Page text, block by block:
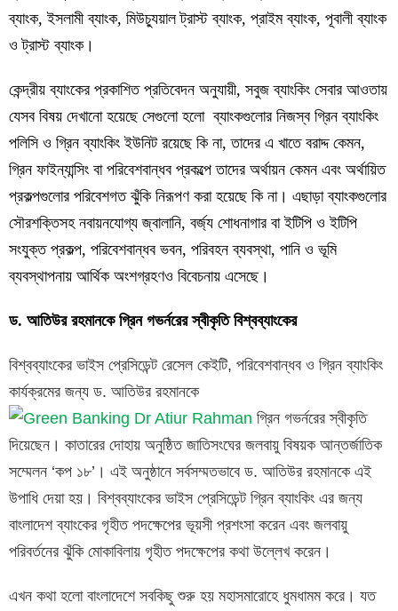
ব্যাংক, ইসলামী ব্যাংক, মিউচ্যুয়াল ট্রাস্ট ব্যাংক, প্রাইম ব্যাংক, পূবালী ব্যাংক
ও ট্রাস্ট ব্যাংক।
কেন্দ্রীয় ব্যাংকের প্রকাশিত প্রতিবেদন অনুযায়ী, সবুজ ব্যাংকিং সেবার আওতায়
যেসব বিষয় দেখানো হয়েছে সেগুলো হলো ব্যাংকগুলোর নিজস্ব গ্রিন ব্যাংকিং
পলিসি ও গ্রিন ব্যাংকিং ইউনিট রয়েছে কি না, তাদের এ খাতে বরাদ্দ কেমন,
গ্রিন ফাইন্যান্সিং বা পরিবেশবান্ধব প্রকল্পে তাদের অর্থায়ন কেমন এবং অর্থায়িত
প্রকল্পগুলোর পরিবেশগত ঝুঁকি নিরূপণ করা হয়েছে কি না। এছাড়া ব্যাংকগুলোর
সৌরশক্তিসহ নবায়নযোগ্য জ্বালানি, বর্জ্য শোধনাগার বা ইটিপি ও ইটিপি
সংযুক্ত প্রকল্প, পরিবেশবান্ধব ভবন, পরিবহন ব্যবস্থা, পানি ও ভূমি
ব্যবস্থাপনায় আর্থিক অংশগ্রহণও বিবেচনায় এসেছে।
ড. আতিউর রহমানকে ‍গ্রিন গভর্নরের স্বীকৃতি বিশ্বব্যাংকের
বিশ্বব্যাংকের ভাইস প্রেসিডেন্ট রেসেল কেইটি, পরিবেশবান্ধব ও ‍গ্রিন ব্যাংকিং
কার্যক্রমের জন্য ড. আতিউর রহমানকে
গ্রিন গভর্নরের স্বীকৃতি
দিয়েছেন। কাতারের দোহায় অনুষ্ঠিত জাতিসংঘের জলবায়ু বিষয়ক আন্তর্জাতিক
সম্মেলন ‘কপ ১৮’। এই অনুষ্ঠানে সর্বসম্মতভাবে ড. আতিউর রহমানকে এই
উপাধি দেয়া হয়। বিশ্বব্যাংকের ভাইস প্রেসিডেন্ট গ্রিন ব্যাংকিং এ‍র জন্য
বাংলাদেশ ব্যাংকের গৃহীত পদক্ষেপের ভূয়সী প্রশংসা করেন এবং জলবায়ু
পরিবর্তনের ঝুঁকি মোকাবিলায় গৃহীত পদক্ষেপের কথা উল্লেখ করেন।
এখন কথা হলো বাংলাদেশে সবকিছু শুরু হয় মহাসমারোহে ধুমধামম করে। যত